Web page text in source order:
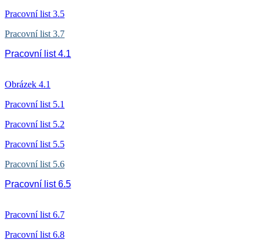
Pracovní list 3.5
Pracovní list 3.7
Pracovní list 4.1
Obrázek 4.1
Pracovní list 5.1
Pracovní list 5.2
Pracovní list 5.5
Pracovní list 5.6
Pracovní list 6.5
Pracovní list 6.7
Pracovní list 6.8